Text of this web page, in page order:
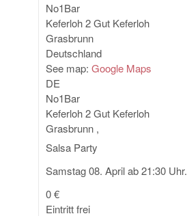
No1Bar
Keferloh 2Gut Keferloh
Grasbrunn
Deutschland
See map:Google Maps
DE
No1Bar
Keferloh 2Gut Keferloh
Grasbrunn ,
Salsa Party
Samstag 08. April ab 21:30 Uhr.
0 €
Eintritt frei